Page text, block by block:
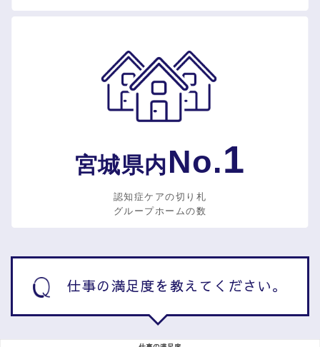
宮城県内No.1
認知症ケアの切り札
グループホームの数
仕事の満足度を教えてください。